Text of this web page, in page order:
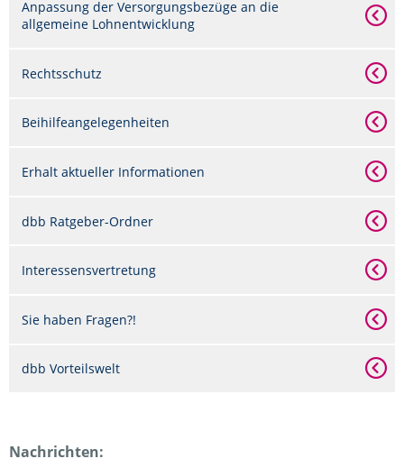
Anpassung der Versorgungsbezüge an die
allgemeine Lohnentwicklung
Rechtsschutz
Beihilfeangelegenheiten
Erhalt aktueller Informationen
dbb Ratgeber-Ordner
Interessensvertretung
Sie haben Fragen?!
dbb Vorteilswelt
Nachrichten: